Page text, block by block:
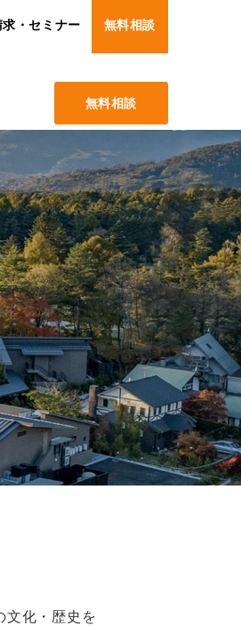
無料相談
求・セミナー 無料相談
文化・歴史を